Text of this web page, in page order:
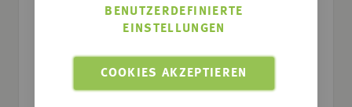
COOKIES AKZEPTIEREN
BENUTZERDEFINIERTE
EINSTELLUNGEN
Glasschiebetüre ALANA